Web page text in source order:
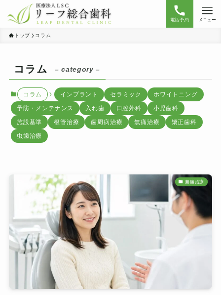
電話予約 メニュー
トップ コラム
コラム – category –
コラム インプラント セラミック
ホワイトニング
予防・メンテナンス
入れ歯 口腔外科
小児歯科
施設基準
根管治療 歯周病治療 無痛治療
矯正歯科
虫歯治療
無痛治療